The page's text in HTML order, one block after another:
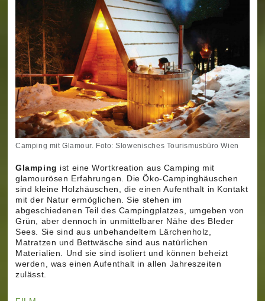
Camping mit Glamour. Foto: Slowenisches Tourismusbüro Wien
Glamping ist eine Wortkreation aus Camping mit
glamourösen Erfahrungen. Die Öko-Campinghäuschen
sind kleine Holzhäuschen, die einen Aufenthalt in Kontakt
mit der Natur ermöglichen. Sie stehen im
abgeschiedenen Teil des Campingplatzes, umgeben von
Grün, aber dennoch in unmittelbarer Nähe des Bleder
Sees. Sie sind aus unbehandeltem Lärchenholz,
Matratzen und Bettwäsche sind aus natürlichen
Materialien. Und sie sind isoliert und können beheizt
werden, was einen Aufenthalt in allen Jahreszeiten
zulässt.